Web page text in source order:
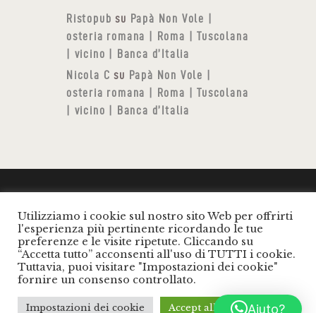
Ristopub su Papà Non Vole |
osteria romana | Roma | Tuscolana
| vicino | Banca d’Italia
Nicola C su Papà Non Vole |
osteria romana | Roma | Tuscolana
| vicino | Banca d’Italia
RISTO SERVICE SRLS - PAPÀ NON VOLE (®)
Osteria romana- .Tutti i diritti riservati.
P.I.: 16816611004 |Privacy Policy |Cookies
policy|
Utilizziamo i cookie sul nostro sito Web per offrirti
l'esperienza più pertinente ricordando le tue
preferenze e le visite ripetute. Cliccando su
“Accetta tutto” acconsenti all'uso di TUTTI i cookie.
Tuttavia, puoi visitare "Impostazioni dei cookie"
fornire un consenso controllato.
Impostazioni dei cookie Accept all Aiuto?